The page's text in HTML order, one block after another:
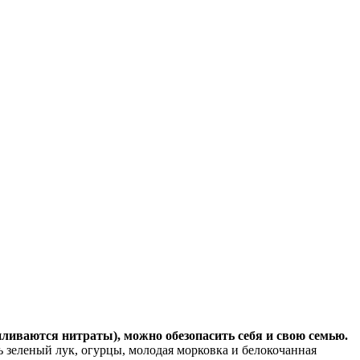
нитраты), можно обезопасить себя и свою семью.
зеленый лук, огурцы, молодая морковка и белокочанная